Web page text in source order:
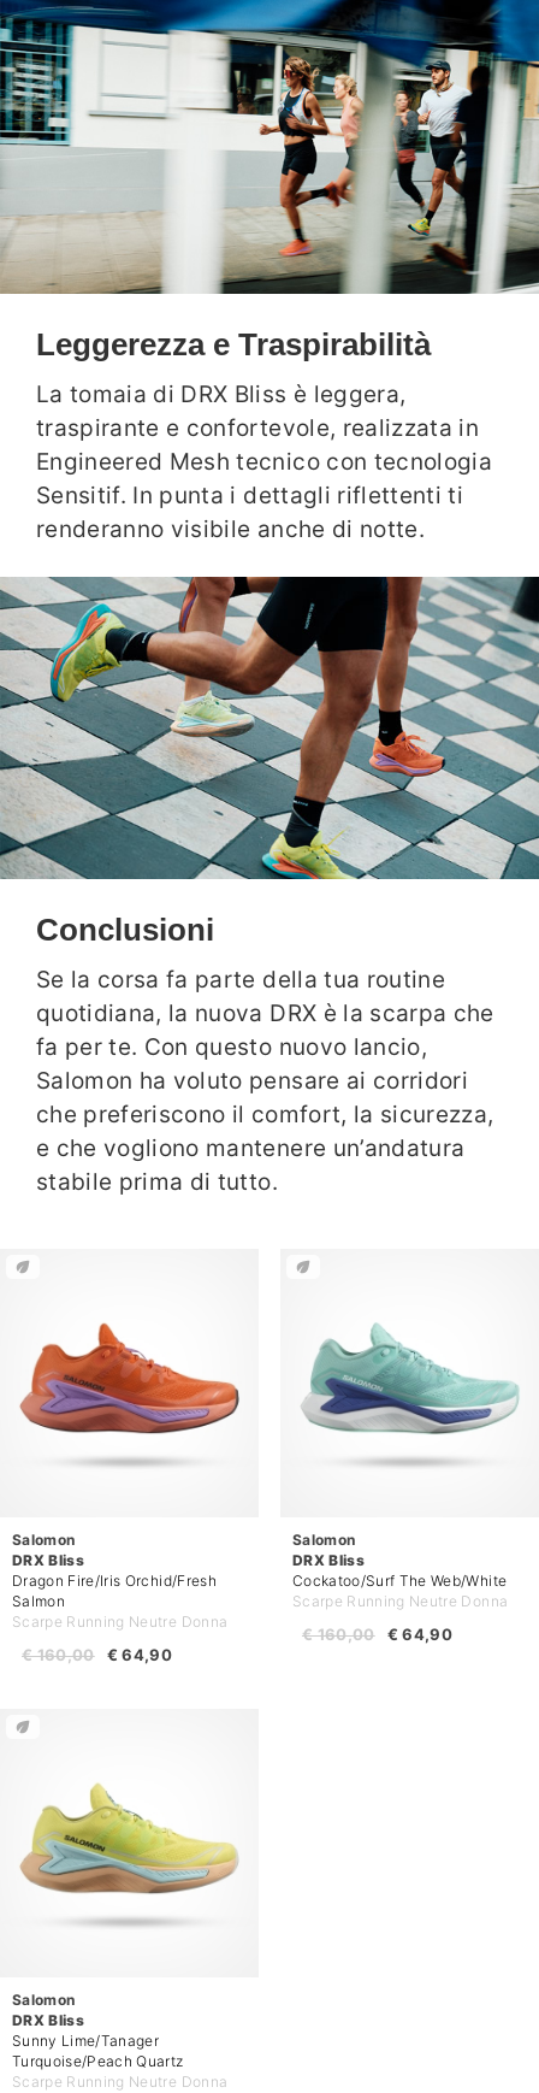
Leggerezza e Traspirabilità
La tomaia di DRX Bliss è leggera,
traspirante e confortevole, realizzata in
Engineered Mesh tecnico con tecnologia
Sensitif. In punta i dettagli riflettenti ti
renderanno visibile anche di notte.
Conclusioni
Se la corsa fa parte della tua routine
quotidiana, la nuova DRX è la scarpa che
fa per te. Con questo nuovo lancio,
Salomon ha voluto pensare ai corridori
che preferiscono il comfort, la sicurezza,
e che vogliono mantenere un’andatura
stabile prima di tutto.
Salomon
DRX Bliss
Dragon Fire/Iris Orchid/Fresh
Salmon
Scarpe Running Neutre Donna
€ 64,90
€ 160,00
Salomon
DRX Bliss
Cockatoo/Surf The Web/White
Scarpe Running Neutre Donna
€ 64,90
€ 160,00
Salomon
DRX Bliss
Sunny Lime/Tanager
Turquoise/Peach Quartz
Scarpe Running Neutre Donna